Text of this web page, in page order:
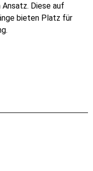
Diese auf
bieten Platz für